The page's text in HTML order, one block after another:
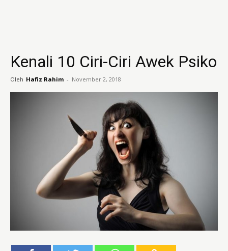
Kenali 10 Ciri-Ciri Awek Psiko
Oleh Hafiz Rahim - November 2, 2018